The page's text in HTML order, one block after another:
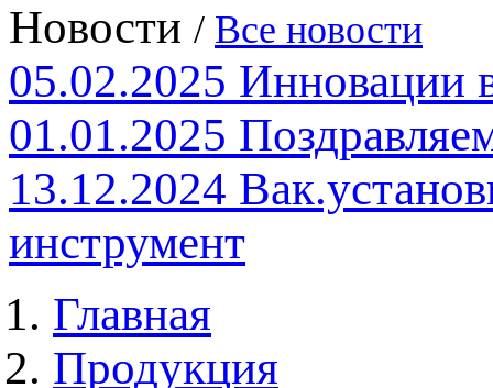
Новости / Все новости
05.02.2025 Инновации
01.01.2025
13.12.2024
инструмент
Главная
Продукция